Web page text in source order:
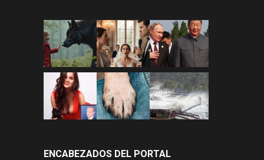
ENCABEZADOS DEL PORTAL